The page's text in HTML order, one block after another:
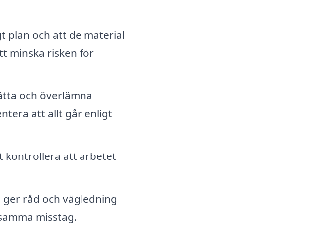
plan och att de material
minska risken för
och överlämna
att allt går enligt
kontrollera att arbetet
råd och vägledning
misstag.